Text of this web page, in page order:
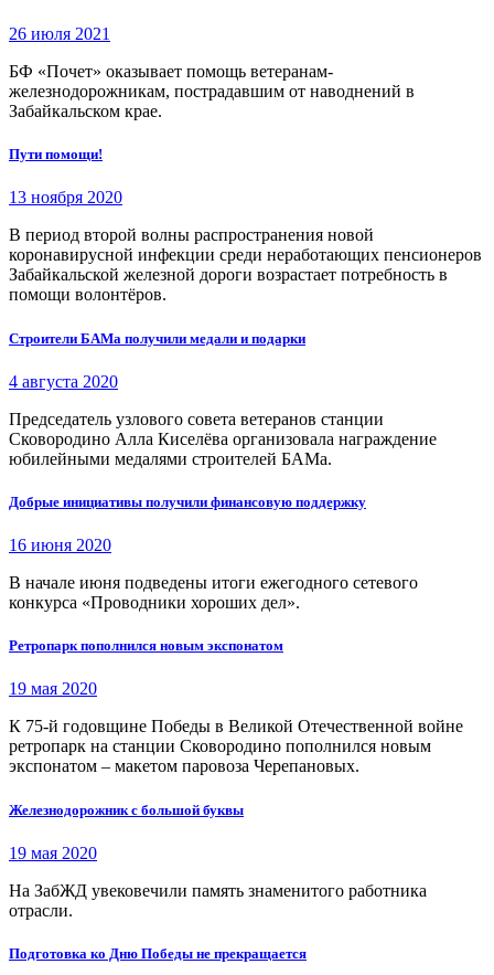
26 июля 2021
БФ «Почет» оказывает помощь ветеранам-
железнодорожникам, пострадавшим от наводнений в
Забайкальском крае.
Пути помощи!
13 ноября 2020
В период второй волны распространения новой
коронавирусной инфекции среди неработающих пенсионеров
Забайкальской железной дороги возрастает потребность в
помощи волонтёров.
Строители БАМа получили медали и подарки
4 августа 2020
Председатель узлового совета ветеранов станции
Сковородино Алла Киселёва организовала награждение
юбилейными медалями строителей БАМа.
Добрые инициативы получили финансовую поддержку
16 июня 2020
В начале июня подведены итоги ежегодного сетевого
конкурса «Проводники хороших дел».
Ретропарк пополнился новым экспонатом
19 мая 2020
К 75-й годовщине Победы в Великой Отечественной войне
ретропарк на станции Сковородино пополнился новым
экспонатом – макетом паровоза Черепановых.
Железнодорожник с большой буквы
19 мая 2020
На ЗабЖД увековечили память знаменитого работника
отрасли.
Подготовка ко Дню Победы не прекращается